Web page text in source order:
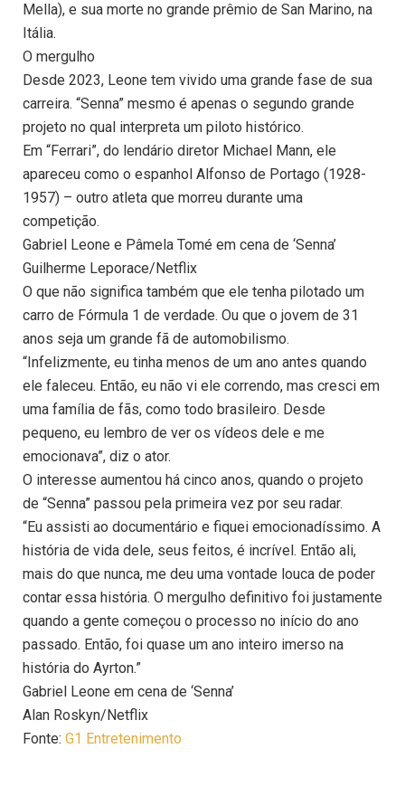
Mella), e sua morte no grande prêmio de San Marino, na
Itália.
O mergulho
Desde 2023, Leone tem vivido uma grande fase de sua
carreira. “Senna” mesmo é apenas o segundo grande
projeto no qual interpreta um piloto histórico.
Em “Ferrari”, do lendário diretor Michael Mann, ele
apareceu como o espanhol Alfonso de Portago (1928-
1957) – outro atleta que morreu durante uma
competição.
Gabriel Leone e Pâmela Tomé em cena de ‘Senna’
Guilherme Leporace/Netflix
O que não significa também que ele tenha pilotado um
carro de Fórmula 1 de verdade. Ou que o jovem de 31
anos seja um grande fã de automobilismo.
“Infelizmente, eu tinha menos de um ano antes quando
ele faleceu. Então, eu não vi ele correndo, mas cresci em
uma família de fãs, como todo brasileiro. Desde
pequeno, eu lembro de ver os vídeos dele e me
emocionava”, diz o ator.
O interesse aumentou há cinco anos, quando o projeto
de “Senna” passou pela primeira vez por seu radar.
“Eu assisti ao documentário e fiquei emocionadíssimo. A
história de vida dele, seus feitos, é incrível. Então ali,
mais do que nunca, me deu uma vontade louca de poder
contar essa história. O mergulho definitivo foi justamente
quando a gente começou o processo no início do ano
passado. Então, foi quase um ano inteiro imerso na
história do Ayrton.”
Gabriel Leone em cena de ‘Senna’
Alan Roskyn/Netflix
Fonte: G1 Entretenimento